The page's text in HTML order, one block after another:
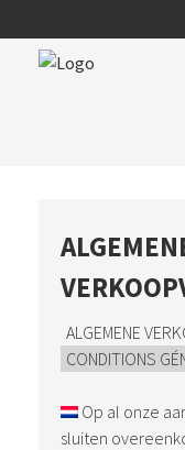
ALGEMENE
CONDITIONS
Op al onze
sluiten